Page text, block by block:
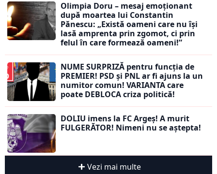
Olimpia Doru – mesaj emoționant
după moartea lui Constantin
Pănescu: „Există oameni care nu își
lasă amprenta prin zgomot, ci prin
felul în care formează oameni!”
NUME SURPRIZĂ pentru funcția de
PREMIER! PSD și PNL ar fi ajuns la un
numitor comun! VARIANTA care
poate DEBLOCA criza politică!
DOLIU imens la FC Argeș! A murit
FULGERĂTOR! Nimeni nu se aștepta!
Vezi mai multe